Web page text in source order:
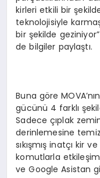
kirleri etkili bir
teknolojisiyle
bir şekilde
de bilgiler paylaştı.
Buna göre
gücünü 4 farklı
Sadece çıplak
derinlemesine
sıkışmış inatçı kir
komutlarla etkileşim
ve Google Asistan